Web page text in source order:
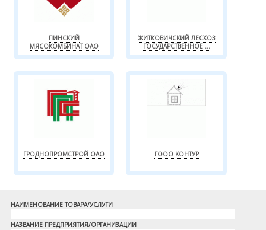
ПИНСКИЙ
МЯСОКОМБИНАТ ОАО
ЖИТКОВИЧСКИЙ ЛЕСХОЗ
ГОСУДАРСТВЕННОЕ ...
ГРОДНОПРОМСТРОЙ ОАО ГООО КОНТУР
НАИМЕНОВАНИЕ ТОВАРА/УСЛУГИ
НАЗВАНИЕ ПРЕДПРИЯТИЯ/ОРГАНИЗАЦИИ